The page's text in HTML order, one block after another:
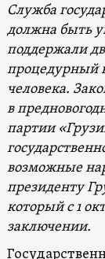
Служба
должна быть
поддержали
процедурный
человека.
в
партии
возможные
президенту
который с 1
заключении.